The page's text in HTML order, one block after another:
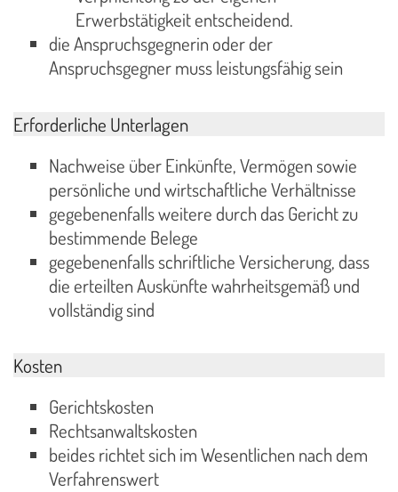
Erwerbstätigkeit entscheidend.
die Anspruchsgegnerin oder der
Anspruchsgegner muss leistungsfähig sein
Erforderliche Unterlagen
Nachweise über Einkünfte, Vermögen sowie
persönliche und wirtschaftliche Verhältnisse
gegebenenfalls weitere durch das Gericht zu
bestimmende Belege
gegebenenfalls schriftliche Versicherung, dass
die erteilten Auskünfte wahrheitsgemäß und
vollständig sind
Kosten
Gerichtskosten
Rechtsanwaltskosten
beides richtet sich im Wesentlichen nach dem
Verfahrenswert